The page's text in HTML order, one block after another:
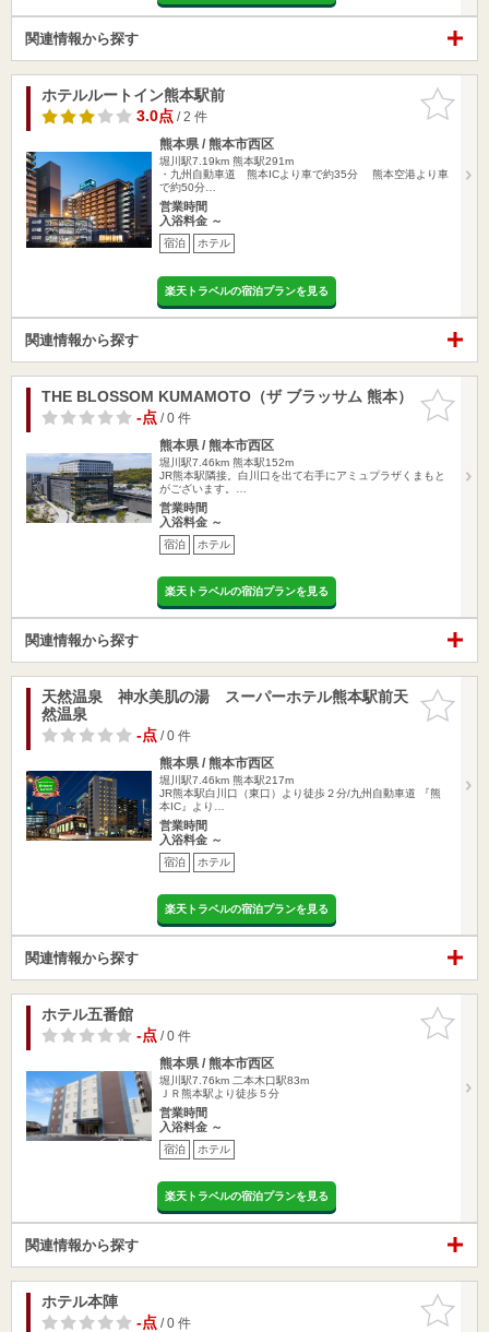
関連情報から探す
お気に入
りに追加
ホテルルートイン熊本駅前
3.0点/ 2 件
熊本県 / 熊本市西区
堀川駅7.19km 熊本駅291m
・九州自動車道 熊本ICより車で約35分 熊本空港より車
で約50分…
営業時間
入浴料金 ～
宿泊 ホテル
楽天トラベルの宿泊プランを見る
関連情報から探す
お気に入
りに追加
THE BLOSSOM KUMAMOTO（ザ ブラッサム 熊本）
-点/ 0 件
熊本県 / 熊本市西区
堀川駅7.46km 熊本駅152m
JR熊本駅隣接。白川口を出て右手にアミュプラザくまもと
がございます。…
営業時間
入浴料金 ～
宿泊 ホテル
楽天トラベルの宿泊プランを見る
関連情報から探す
お気に入
りに追加
天然温泉 神水美肌の湯 スーパーホテル熊本駅前天
然温泉
-点/ 0 件
熊本県 / 熊本市西区
堀川駅7.46km 熊本駅217m
JR熊本駅白川口（東口）より徒歩２分/九州自動車道 『熊
本IC』より…
営業時間
入浴料金 ～
宿泊 ホテル
楽天トラベルの宿泊プランを見る
関連情報から探す
お気に入
りに追加
ホテル五番館
-点/ 0 件
熊本県 / 熊本市西区
堀川駅7.76km 二本木口駅83m
ＪＲ熊本駅より徒歩５分
営業時間
入浴料金 ～
宿泊 ホテル
楽天トラベルの宿泊プランを見る
関連情報から探す
お気に入
りに追加
ホテル本陣
-点/ 0 件